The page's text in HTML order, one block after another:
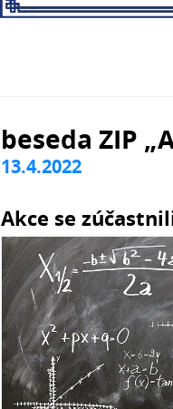
beseda ZIP
13.4.2022
Akce se